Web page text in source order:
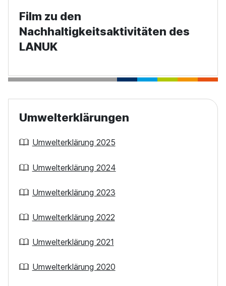
Film zu den
Nachhaltigkeitsaktivitäten des
LANUK
Umwelterklärungen
Umwelterklärung 2025
Umwelterklärung 2024
Umwelterklärung 2023
Umwelterklärung 2022
Umwelterklärung 2021
Umwelterklärung 2020